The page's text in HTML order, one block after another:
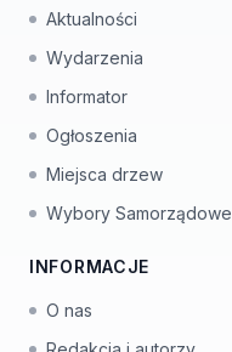
Aktualności
Wydarzenia
Informator
Ogłoszenia
Miejsca drzew
Wybory Samorządowe
INFORMACJE
O nas